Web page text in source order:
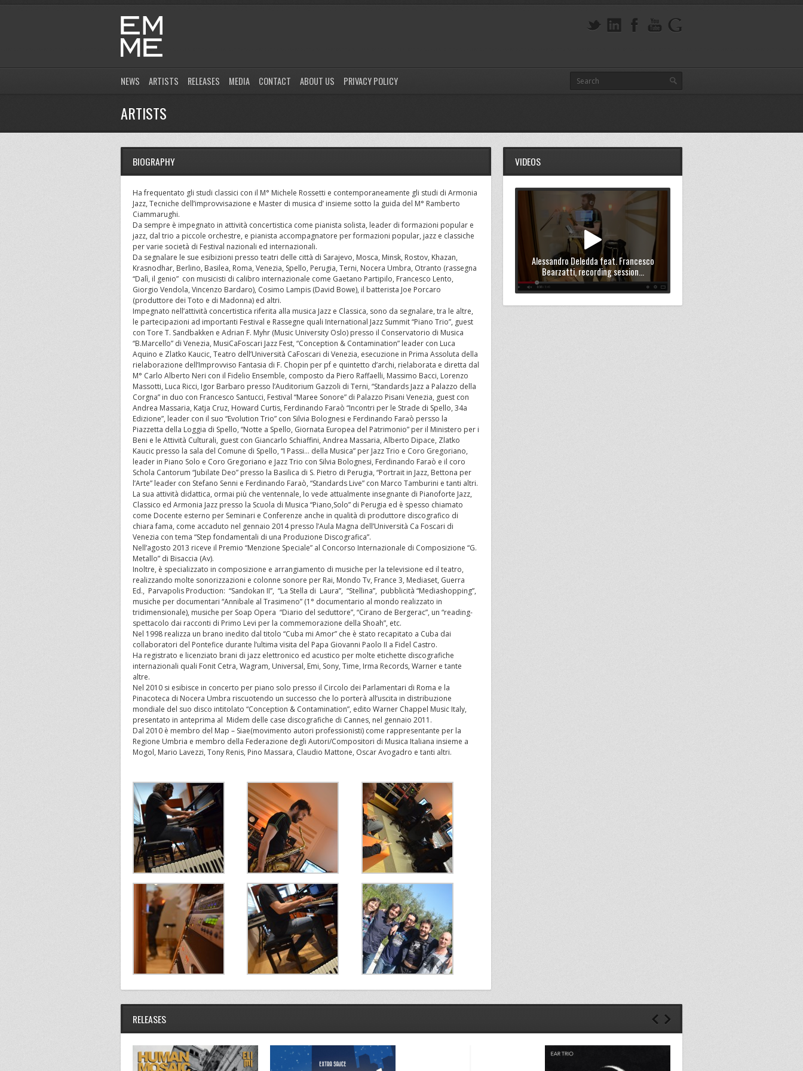
NEWS ARTISTS RELEASES MEDIA CONTACT ABOUT US PRIVACY POLICY
ARTISTS
BIOGRAPHY
Ha frequentato gli studi classici con il M° Michele Rossetti e contemporaneamente gli studi di Armonia
Jazz, Tecniche dell’improvvisazione e Master di musica d’ insieme sotto la guida del M° Ramberto
Ciammarughi.
Da sempre è impegnato in attività concertistica come pianista solista, leader di formazioni popular e
jazz, dal trio a piccole orchestre, e pianista accompagnatore per formazioni popular, jazz e classiche
per varie società di Festival nazionali ed internazionali.
Da segnalare le sue esibizioni presso teatri delle città di Sarajevo, Mosca, Minsk, Rostov, Khazan,
Krasnodhar, Berlino, Basilea, Roma, Venezia, Spello, Perugia, Terni, Nocera Umbra, Otranto (rassegna
“Dalì, il genio” con musicisti di calibro internazionale come Gaetano Partipilo, Francesco Lento,
Giorgio Vendola, Vincenzo Bardaro), Cosimo Lampis (David Bowe), il batterista Joe Porcaro
(produttore dei Toto e di Madonna) ed altri.
Impegnato nell’attività concertistica riferita alla musica Jazz e Classica, sono da segnalare, tra le altre,
le partecipazioni ad importanti Festival e Rassegne quali International Jazz Summit “Piano Trio”, guest
con Tore T. Sandbakken e Adrian F. Myhr (Music University Oslo) presso il Conservatorio di Musica
“B.Marcello” di Venezia, MusiCaFoscari Jazz Fest, “Conception & Contamination” leader con Luca
Aquino e Zlatko Kaucic, Teatro dell’Università CaFoscari di Venezia, esecuzione in Prima Assoluta della
rielaborazione dell’Improvviso Fantasia di F. Chopin per pf e quintetto d’archi, rielaborata e diretta dal
M° Carlo Alberto Neri con il Fidelio Ensemble, composto da Piero Raffaelli, Massimo Bacci, Lorenzo
Massotti, Luca Ricci, Igor Barbaro presso l’Auditorium Gazzoli di Terni, “Standards Jazz a Palazzo della
Corgna” in duo con Francesco Santucci, Festival “Maree Sonore” di Palazzo Pisani Venezia, guest con
Andrea Massaria, Katja Cruz, Howard Curtis, Ferdinando Faraò “Incontri per le Strade di Spello, 34a
Edizione”, leader con il suo “Evolution Trio” con Silvia Bolognesi e Ferdinando Faraò persso la
Piazzetta della Loggia di Spello, “Notte a Spello, Giornata Europea del Patrimonio” per il Ministero per i
Beni e le Attività Culturali, guest con Giancarlo Schiaffini, Andrea Massaria, Alberto Dipace, Zlatko
Kaucic presso la sala del Comune di Spello, “I Passi… della Musica” per Jazz Trio e Coro Gregoriano,
leader in Piano Solo e Coro Gregoriano e Jazz Trio con Silvia Bolognesi, Ferdinando Faraò e il coro
Schola Cantorum “Jubilate Deo” presso la Basilica di S. Pietro di Perugia, “Portrait in Jazz, Bettona per
l’Arte” leader con Stefano Senni e Ferdinando Faraò, “Standards Live” con Marco Tamburini e tanti altri.
La sua attività didattica, ormai più che ventennale, lo vede attualmente insegnante di Pianoforte Jazz,
Classico ed Armonia Jazz presso la Scuola di Musica “Piano,Solo” di Perugia ed è spesso chiamato
come Docente esterno per Seminari e Conferenze anche in qualità di produttore discografico di
chiara fama, come accaduto nel gennaio 2014 presso l’Aula Magna dell’Università Ca Foscari di
Venezia con tema “Step fondamentali di una Produzione Discografica”.
Nell’agosto 2013 riceve il Premio “Menzione Speciale” al Concorso Internazionale di Composizione “G.
Metallo” di Bisaccia (Av).
Inoltre, è specializzato in composizione e arrangiamento di musiche per la televisione ed il teatro,
realizzando molte sonorizzazioni e colonne sonore per Rai, Mondo Tv, France 3, Mediaset, Guerra
Ed., Parvapolis Production: “Sandokan II”, “La Stella di Laura”, “Stellina”, pubblicità “Mediashopping”,
musiche per documentari “Annibale al Trasimeno” (1° documentario al mondo realizzato in
tridimensionale), musiche per Soap Opera “Diario del seduttore”, “Cirano de Bergerac”, un “reading-
spettacolo dai racconti di Primo Levi per la commemorazione della Shoah”, etc.
Nel 1998 realizza un brano inedito dal titolo “Cuba mi Amor” che è stato recapitato a Cuba dai
collaboratori del Pontefice durante l’ultima visita del Papa Giovanni Paolo II a Fidel Castro.
Ha registrato e licenziato brani di jazz elettronico ed acustico per molte etichette discografiche
internazionali quali Fonit Cetra, Wagram, Universal, Emi, Sony, Time, Irma Records, Warner e tante
altre.
Nel 2010 si esibisce in concerto per piano solo presso il Circolo dei Parlamentari di Roma e la
Pinacoteca di Nocera Umbra riscuotendo un successo che lo porterà all’uscita in distribuzione
mondiale del suo disco intitolato “Conception & Contamination”, edito Warner Chappel Music Italy,
presentato in anteprima al Midem delle case discografiche di Cannes, nel gennaio 2011.
Dal 2010 è membro del Map – Siae(movimento autori professionisti) come rappresentante per la
Regione Umbria e membro della Federazione degli Autori/Compositori di Musica Italiana insieme a
Mogol, Mario Lavezzi, Tony Renis, Pino Massara, Claudio Mattone, Oscar Avogadro e tanti altri.
VIDEOS
Alessandro Deledda feat. Francesco
Bearzatti, recording session...
RELEASES